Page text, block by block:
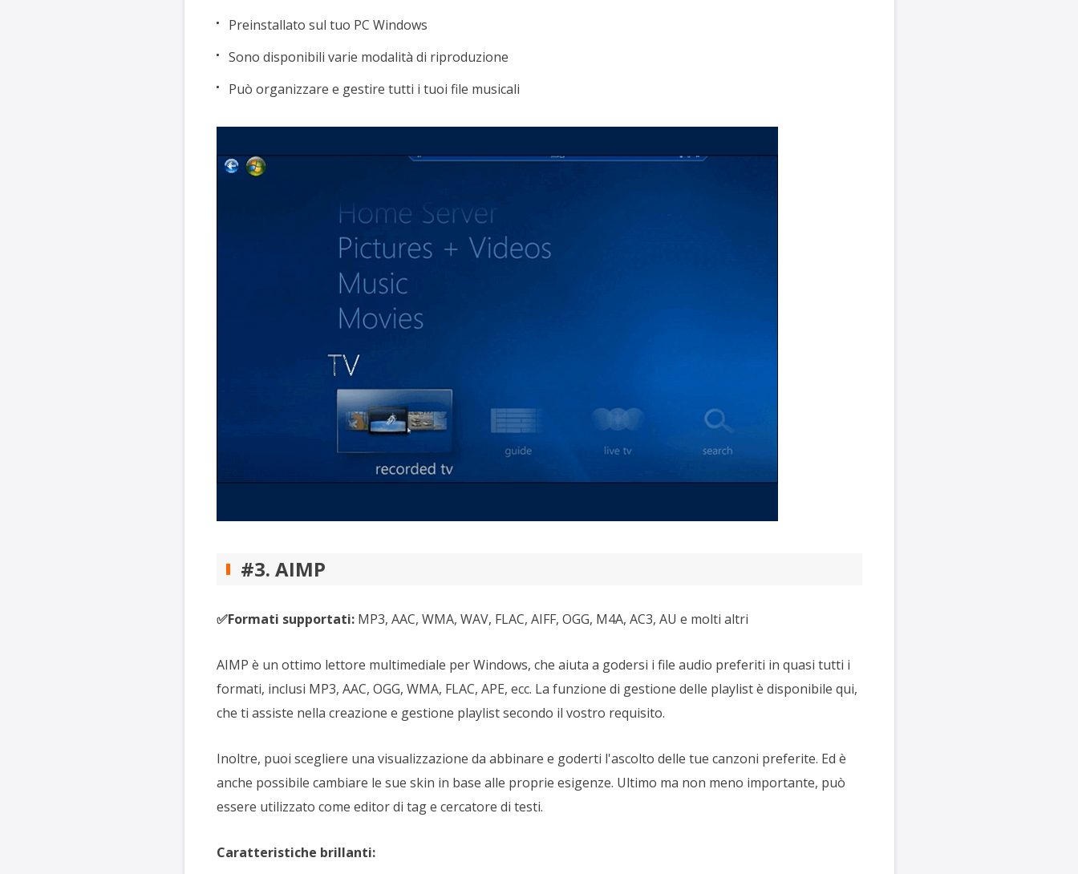
Preinstallato sul tuo PC Windows
Sono disponibili varie modalità di riproduzione
Può organizzare e gestire tutti i tuoi file musicali
#3. AIMP
✅Formati supportati: MP3, AAC, WMA, WAV, FLAC, AIFF, OGG, M4A, AC3, AU e molti altri
AIMP è un ottimo lettore multimediale per Windows, che aiuta a godersi i file audio preferiti in quasi tutti i
formati, inclusi MP3, AAC, OGG, WMA, FLAC, APE, ecc. La funzione di gestione delle playlist è disponibile qui,
che ti assiste nella creazione e gestione playlist secondo il vostro requisito.
Inoltre, puoi scegliere una visualizzazione da abbinare e goderti l'ascolto delle tue canzoni preferite. Ed è
anche possibile cambiare le sue skin in base alle proprie esigenze. Ultimo ma non meno importante, può
essere utilizzato come editor di tag e cercatore di testi.
Caratteristiche brillanti: